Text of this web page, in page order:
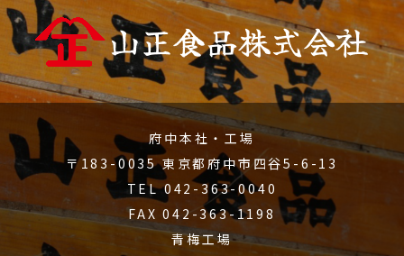
府中本社・工場
〒183-0035 東京都府中市四谷5-6-13
TEL 042-363-0040
FAX 042-363-1198
青梅工場